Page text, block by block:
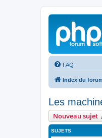
FAQ
Index du
Les
Nouveau sujet
SUJETS